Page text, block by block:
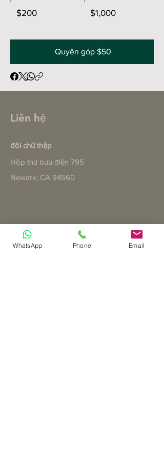
$200 $1,000
Quyên góp $50
Liên hệ
đội chữ thập
Hộp thư bưu điện 795
Newark, CA 94560
WhatsApp Phone Email